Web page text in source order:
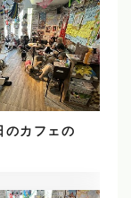
のカフェの